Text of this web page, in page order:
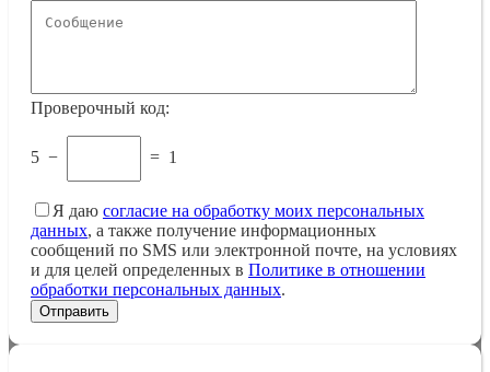
Проверочный код:
5 − = 1
Я даю согласие на обработку моих персональных
данных, а также получение информационных
сообщений по SMS или электронной почте, на условиях
и для целей определенных в Политике в отношении
обработки персональных данных.